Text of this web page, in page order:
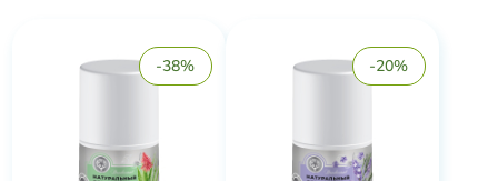
-38% -20%